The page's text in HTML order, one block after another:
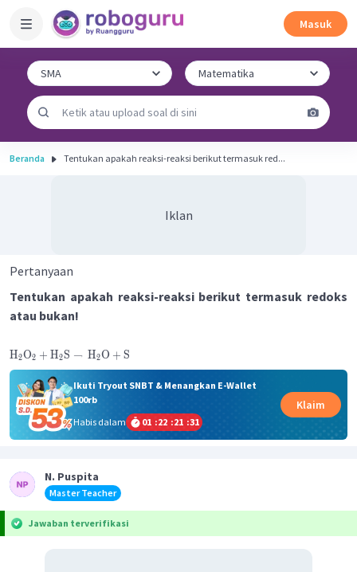
Masuk
Beranda Tentukan apakah reaksi-reaksi berikut termasuk red...
Iklan
Pertanyaan
Tentukan apakah reaksi-reaksi berikut termasuk redoks
atau bukan!
H2O2 + H2S → H2O + S
Ikuti Tryout SNBT & Menangkan E-Wallet
100rb
Habis dalam
01 :22 :21 :31
Klaim
N. Puspita
Master Teacher
Jawaban terverifikasi